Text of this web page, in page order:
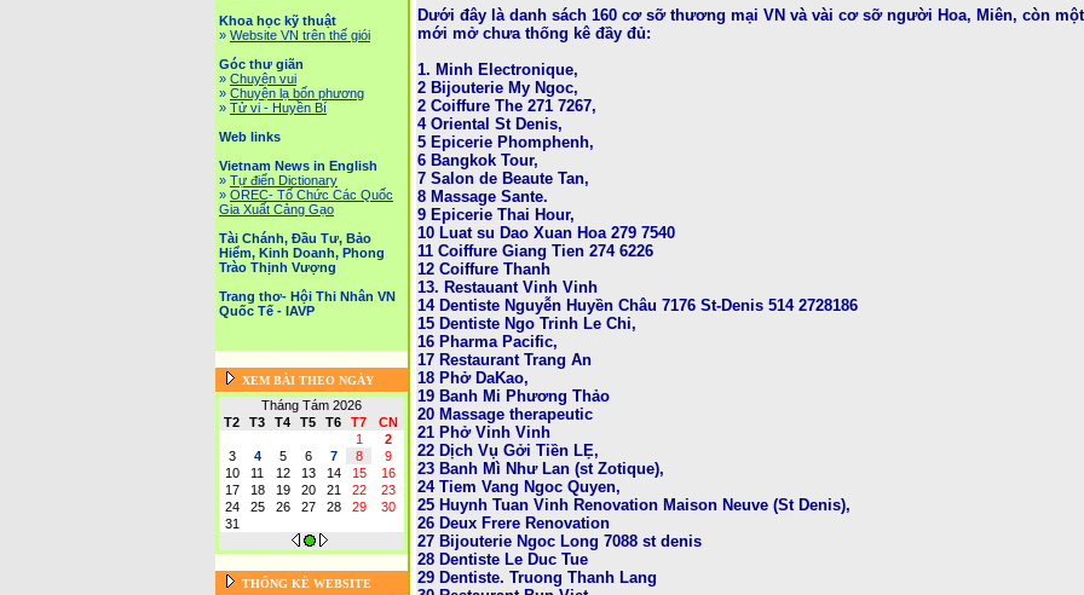
Khoa học kỹ thuật
» Website VN trên thế giói
Góc thư giãn
» Chuyện vui
» Chuyện lạ bốn phương
» Tử vi - Huyền Bí
Web links
Vietnam News in English
» Tự điển Dictionary
» OREC- Tố Chức Các Quốc
Gia Xuất Cảng Gạo
Tài Chánh, Đầu Tư, Bảo
Hiểm, Kinh Doanh, Phong
Trào Thịnh Vượng
Trang thơ- Hội Thi Nhân VN
Quốc Tế - IAVP
XEM BÀI THEO NGÀY
Tháng Tám 2026
T2
T3 T4 T5 T6 T7
CN
1
2
3
4 5 6 7 8
9
10
11 12 13 14 15
16
17
18 19 20 21 22
23
24
25 26 27 28 29
30
31
THỐNG KÊ WEBSITE
Dưới đây là danh sách 160 cơ sỡ thương mại VN và vài cơ sỡ người Hoa, Miên, còn
mới mở chưa thống kê đầy đủ:
1. Minh Electronique,
2 Bijouterie My Ngoc,
2 Coiffure The 271 7267,
4 Oriental St Denis,
5 Epicerie Phomphenh,
6 Bangkok Tour,
7 Salon de Beaute Tan,
8 Massage Sante.
9 Epicerie Thai Hour,
10 Luat su Dao Xuan Hoa 279 7540
11 Coiffure Giang Tien 274 6226
12 Coiffure Thanh
13. Restauant Vinh Vinh
14 Dentiste Nguyễn Huyền Châu 7176 St-Denis 514 2728186
15 Dentiste Ngo Trinh Le Chi,
16 Pharma Pacific,
17 Restaurant Trang An
18 Phở DaKao,
19 Banh Mi Phương Thảo
20 Massage therapeutic
21 Phở Vinh Vinh
22 Dịch Vụ Gởi Tiền LẸ,
23 Banh Mì Như Lan (st Zotique),
24 Tiem Vang Ngoc Quyen,
25 Huynh Tuan Vinh Renovation Maison Neuve (St Denis),
26 Deux Frere Renovation
27 Bijouterie Ngoc Long 7088 st denis
28 Dentiste Le Duc Tue
29 Dentiste. Truong Thanh Lang